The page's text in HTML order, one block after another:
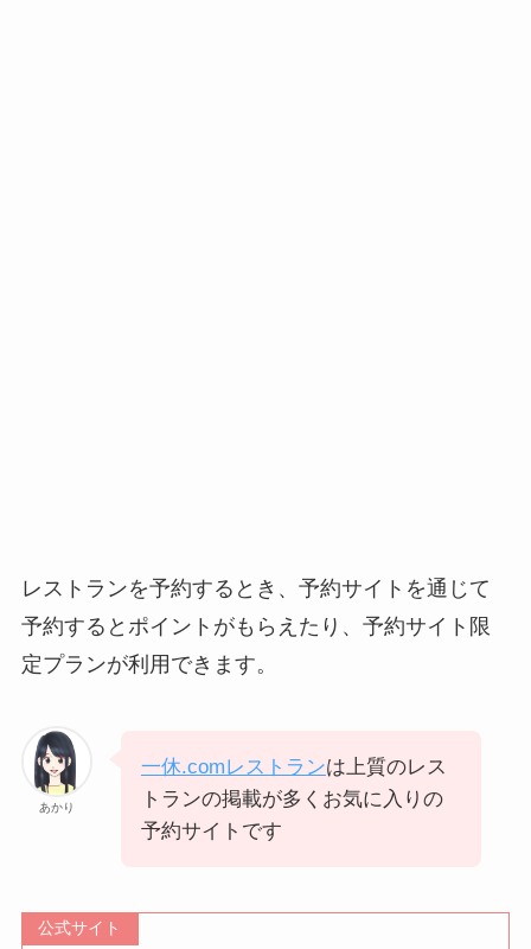
レストランを予約するとき、予約サイトを通じて
予約するとポイントがもらえたり、予約サイト限
定プランが利用できます。
あかり
一休.comレストランは上質のレス
トランの掲載が多くお気に入りの
予約サイトです
公式サイト